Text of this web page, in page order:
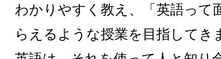
わかりやすく教え、「英語って
らえるような授業を目指してき